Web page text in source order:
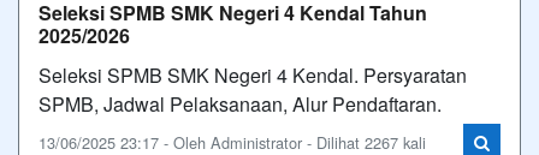
Seleksi SPMB SMK Negeri 4 Kendal Tahun
2025/2026
Seleksi SPMB SMK Negeri 4 Kendal. Persyaratan
SPMB, Jadwal Pelaksanaan, Alur Pendaftaran.
13/06/2025 23:17 - Oleh Administrator - Dilihat 2267 kali